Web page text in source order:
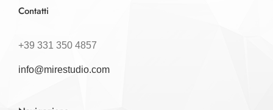
Contatti
+39 331 350 4857
info@mirestudio.com